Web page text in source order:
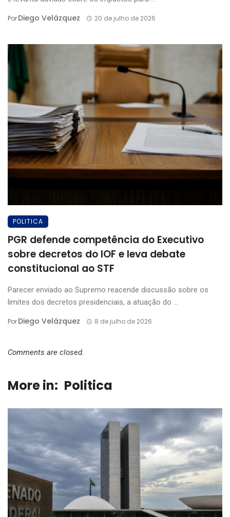
PorDiego Velázquez 20 de julho de 2026
POLITICA
PGR defende competência do Executivo
sobre decretos do IOF e leva debate
constitucional ao STF
Parecer enviado ao Supremo reacende discussão sobre os
limites dos decretos presidenciais, a atuação do ...
PorDiego Velázquez 8 de julho de 2026
Comments are closed.
More in: Politica